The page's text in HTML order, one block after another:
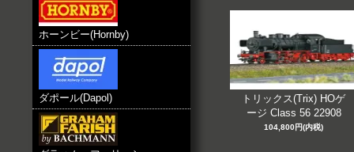
ホーンビー(Hornby)
ダポール(Dapol)
トリックス(Trix) HOゲ
ージ Class 56 22908
104,800円(内税)